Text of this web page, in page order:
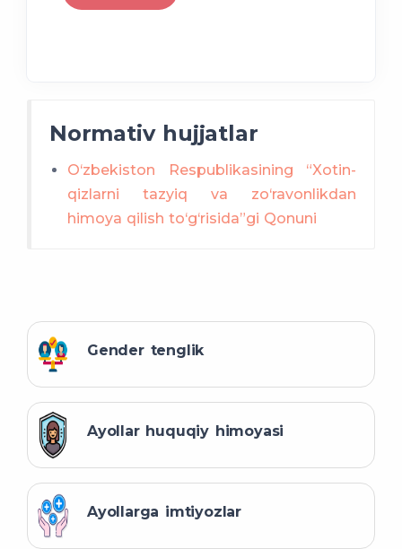
Normativ hujjatlar
O‘zbekiston Respublikasining “Xotin-
qizlarni tazyiq va zo‘ravonlikdan
himoya qilish to‘g‘risida”gi Qonuni
Gender tenglik
Ayollar huquqiy himoyasi
Ayollarga imtiyozlar